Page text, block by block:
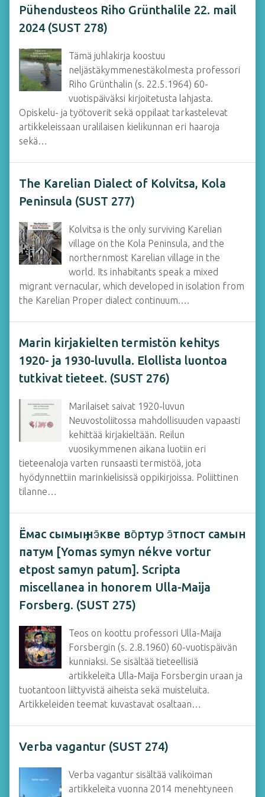
Pühendusteos Riho Grünthalile 22. mail
2024 (SUST 278)
Tämä juhlakirja koostuu
neljästäkymmenestäkolmesta professori
Riho Grünthalin (s. 22.5.1964) 60-
vuotispäiväksi kirjoitetusta lahjasta.
Opiskelu- ja työtoverit sekä oppilaat tarkastelevat
artikkeleissaan uralilaisen kielikunnan eri haaroja
sekä…
The Karelian Dialect of Kolvitsa, Kola
Peninsula (SUST 277)
Kolvitsa is the only surviving Karelian
village on the Kola Peninsula, and the
northern­most Karelian village in the
world. Its inhabitants speak a mixed
migrant vernacular, which developed in isolation from
the Karelian Proper dialect continuum.…
Marin kirjakielten termistön kehitys
1920- ja 1930-luvulla. Elollista luontoa
tutkivat tieteet. (SUST 276)
Marilaiset saivat 1920-luvun
Neuvostoliitossa mahdollisuuden vapaasti
kehittää kirjakieltään. Reilun
vuosikymmenen aikana luotiin eri
tieteenaloja varten runsaasti termistöä, jota
hyödynnettiin marinkielisissä oppikirjoissa. Poliittinen
tilanne…
Ёмас сымыӈ нэ̄кве во̄ртур э̄тпост самын
патум [Yomas symyn nékve vortur
etpost samyn patum]. Scripta
miscellanea in honorem Ulla-Maija
Forsberg. (SUST 275)
Teos on koottu professori Ulla-Maija
Forsbergin (s. 2.8.1960) 60-vuotispäivän
kunniaksi. Se sisältää tieteellisiä
artikkeleita Ulla-Maija Forsbergin uraan ja
tuotantoon liittyvistä aiheista sekä muisteluita.
Artikkeleiden teemat kuvastavat osaltaan…
Verba vagantur (SUST 274)
Verba vagantur sisältää valikoiman
artikkeleita vuonna 2014 menehtyneen